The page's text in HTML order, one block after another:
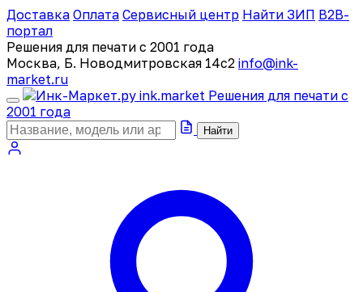
Доставка Оплата Сервисный центр Найти ЗИП B2B-
портал
Решения для печати с 2001 года
Москва, Б. Новодмитровская 14с2 info@ink-
market.ru
ink.market Решения для печати с
2001 года
Найти